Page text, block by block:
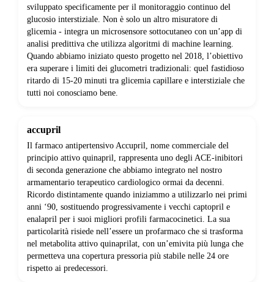
sviluppato specificamente per il monitoraggio continuo del
glucosio interstiziale. Non è solo un altro misuratore di
glicemia - integra un microsensore sottocutaneo con un’app di
analisi predittiva che utilizza algoritmi di machine learning.
Quando abbiamo iniziato questo progetto nel 2018, l’obiettivo
era superare i limiti dei glucometri tradizionali: quel fastidioso
ritardo di 15-20 minuti tra glicemia capillare e interstiziale che
tutti noi conosciamo bene.
accupril
Il farmaco antipertensivo Accupril, nome commerciale del
principio attivo quinapril, rappresenta uno degli ACE-inibitori
di seconda generazione che abbiamo integrato nel nostro
armamentario terapeutico cardiologico ormai da decenni.
Ricordo distintamente quando iniziammo a utilizzarlo nei primi
anni ‘90, sostituendo progressivamente i vecchi captopril e
enalapril per i suoi migliori profili farmacocinetici. La sua
particolarità risiede nell’essere un profarmaco che si trasforma
nel metabolita attivo quinaprilat, con un’emivita più lunga che
permetteva una copertura pressoria più stabile nelle 24 ore
rispetto ai predecessori.